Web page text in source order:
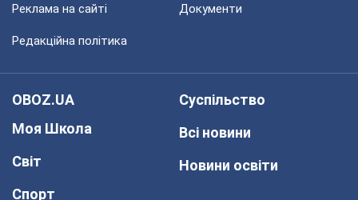
Реклама на сайті Документи
Редакційна політика
OBOZ.UA
Моя Школа
Світ
Спорт
Суспільство
Всі новини
Новини освіти